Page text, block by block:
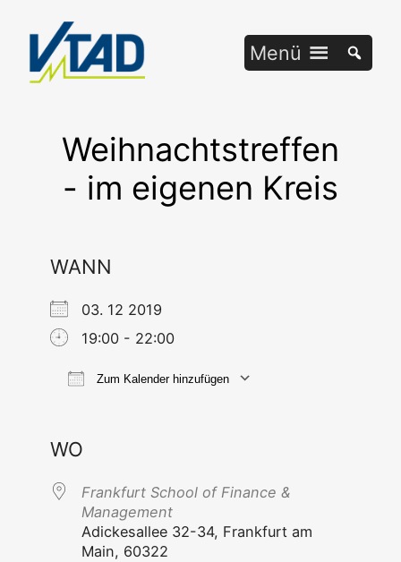
springen
Menü
Weihnachtstreffen
- im eigenen Kreis
WANN
03. 12 2019
19:00 - 22:00
Zum Kalender hinzufügen
WO
Frank­furt School of Finan­ce &
Management
Adi­ckes­al­lee 32-34, Frank­furt am
Main, 60322